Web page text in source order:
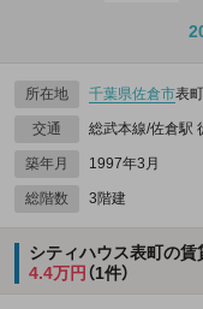
所在地 千葉県佐倉市表
交通 総武本線/佐倉駅
築年月 1997年3月
総階数 3階建
シティハウス表町の賃
4.4万円 （1件）